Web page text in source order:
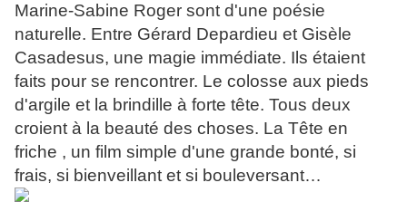
Marine-Sabine Roger sont d'une poésie
naturelle. Entre Gérard Depardieu et Gisèle
Casadesus, une magie immédiate. Ils étaient
faits pour se rencontrer. Le colosse aux pieds
d'argile et la brindille à forte tête. Tous deux
croient à la beauté des choses. La Tête en
friche , un film simple d'une grande bonté, si
frais, si bienveillant et si bouleversant…